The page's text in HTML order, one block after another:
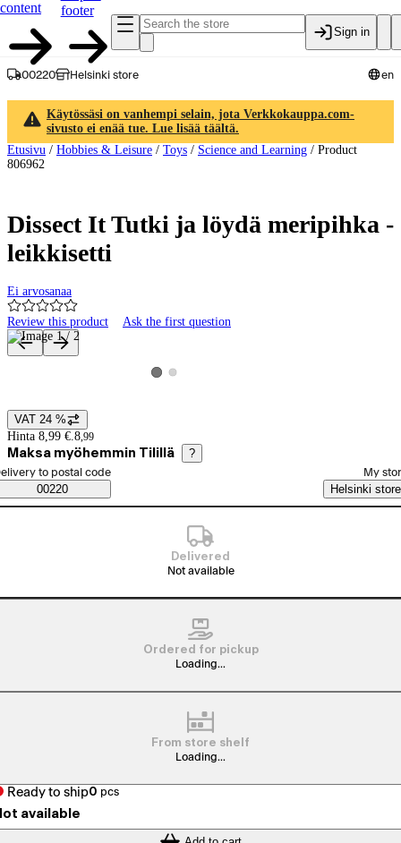
content
footer
Sign in
00220 Helsinki store en
Käytössäsi on vanhempi selain, jota Verkkokauppa.com-
sivusto ei enää tue. Lue lisää täältä.
Etusivu / Hobbies & Leisure / Toys / Science and Learning / Product
806962
Dissect It Tutki ja löydä meripihka -
leikkisetti
Ei arvosanaa
Review this product Ask the first question
Product images and videos
View product image 1
View product image 2
Price details
VAT 24 %
Hinta 8,99 €. 8,99
Maksa myöhemmin Tilillä ?
Saatavuustiedot
order method
to postal code
00220
My
Helsinki store
Delivered
Not available
Ordered for pickup
Loading...
From store shelf
Loading...
Ready to ship0 pcs
available